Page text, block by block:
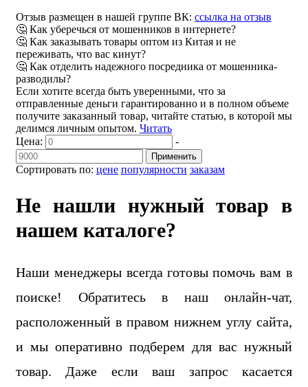
Отзыв размещен в нашей группе ВК: ссылка на отзыв
🤔 Как уберечься от мошенников в интернете?
🤔 Как заказывать товары оптом из Китая и не
переживать, что вас кинут?
🤔 Как отделить надежного посредника от мошенника-
разводилы?
Если хотите всегда быть уверенными, что за
отправленные деньги гарантированно и в полном объеме
получите заказанный товар, читайте статью, в которой мы
делимся личным опытом. Читать
Сортировать по: цене популярности заказам
Цена: -
Применить
Не нашли нужный товар в
нашем каталоге?
Наши менеджеры всегда готовы помочь вам в
поиске! Обратитесь в наш онлайн-чат,
расположенный в правом нижнем углу сайта,
и мы оперативно подберем для вас нужный
товар. Даже если ваш запрос касается